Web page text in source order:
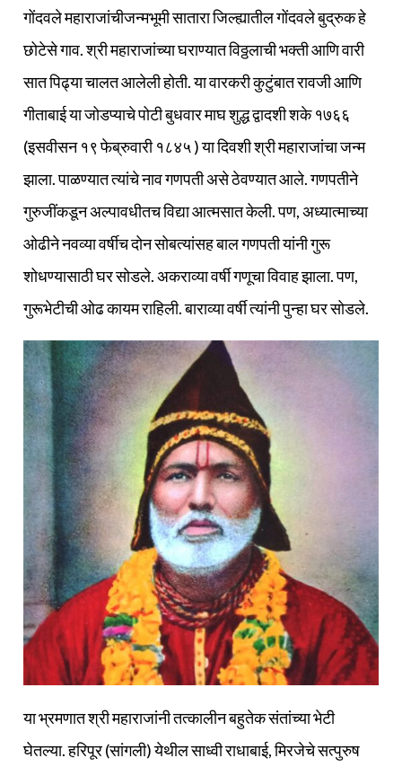
गोंदवले महाराजांचीजन्मभूमी सातारा जिल्ह्यातील गोंदवले बुद्रुक हे
छोटेसे गाव. श्री महाराजांच्या घराण्यात विठ्ठलाची भक्‍ती आणि वारी
सात पिढ्या चालत आलेली होती. या वारकरी कुटुंबात रावजी आणि
गीताबाई या जोडप्याचे पोटी बुधवार माघ शुद्ध द्वादशी शके १७६६
(इसवीसन १९ फेब्रुवारी १८४५ ) या दिवशी श्री महाराजांचा जन्म
झाला. पाळण्यात त्यांचे नाव गणपती असे ठेवण्यात आले. गणपतीने
गुरुजींकडून अल्पावधीतच विद्या आत्मसात केली. पण, अध्यात्माच्या
ओढीने नवव्या वर्षीच दोन सोबत्यांसह बाल गणपती यांनी गुरू
शोधण्यासाठी घर सोडले. अकराव्या वर्षी गणूचा विवाह झाला. पण,
गुरूभेटीची ओढ कायम राहिली. बाराव्या वर्षी त्यांनी पुन्हा घर सोडले.
या भ्रमणात श्री महाराजांनी तत्कालीन बहुतेक संतांच्या भेटी
घेतल्या. हरिपूर (सांगली) येथील साध्वी राधाबाई, मिरजेचे सत्पुरुष